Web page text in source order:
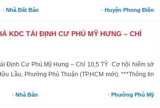
- Nhà Đất Bán - Huyện Phong Điền
KDC TÁI ĐỊNH CƯ PHÚ MỸ HƯNG – CHỈ
Định Cư Phú Mỹ Hưng – Chỉ 10,5 TỶ Cơ hội hiếm sở
Lầu, Phường Phú Thuận (TP.HCM mới). ***Thông tin
- Nhà Bán - Phường Phú Mỹ